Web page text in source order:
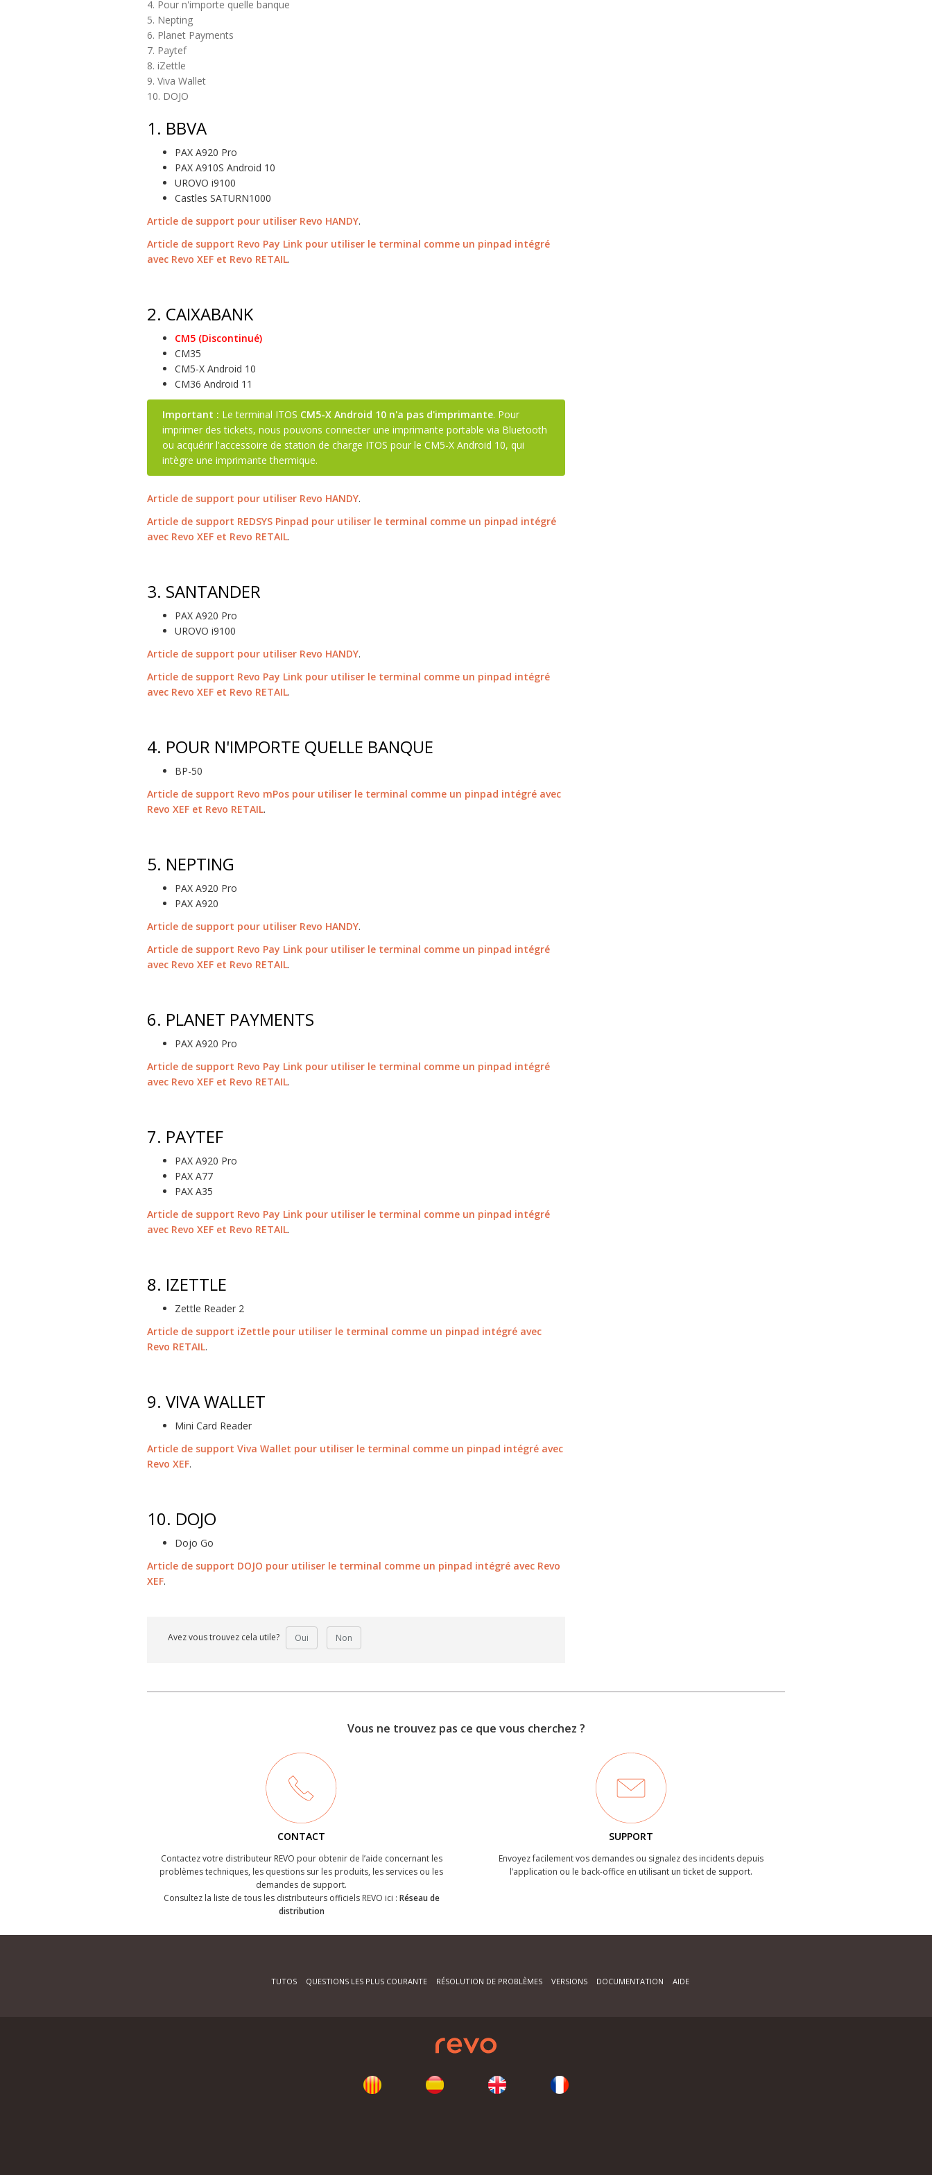
4. Pour n'importe quelle banque
5. Nepting
6. Planet Payments
7. Paytef
8. iZettle
9. Viva Wallet
10. DOJO
1. BBVA
PAX A920 Pro
PAX A910S Android 10
UROVO i9100
Castles SATURN1000
Article de support pour utiliser Revo HANDY.
Article de support Revo Pay Link pour utiliser le terminal comme un pinpad intégré
avec Revo XEF et Revo RETAIL.
2. CAIXABANK
CM5 (Discontinué)
CM35
CM5-X Android 10
CM36 Android 11
Important : Le terminal ITOS CM5-X Android 10 n'a pas d'imprimante. Pour
imprimer des tickets, nous pouvons connecter une imprimante portable via Bluetooth
ou acquérir l'accessoire de station de charge ITOS pour le CM5-X Android 10, qui
intègre une imprimante thermique.
Article de support pour utiliser Revo HANDY.
Article de support REDSYS Pinpad pour utiliser le terminal comme un pinpad intégré
avec Revo XEF et Revo RETAIL.
3. SANTANDER
PAX A920 Pro
UROVO i9100
Article de support pour utiliser Revo HANDY.
Article de support Revo Pay Link pour utiliser le terminal comme un pinpad intégré
avec Revo XEF et Revo RETAIL.
4. POUR N'IMPORTE QUELLE BANQUE
BP-50
Article de support Revo mPos pour utiliser le terminal comme un pinpad intégré avec
Revo XEF et Revo RETAIL.
5. NEPTING
PAX A920 Pro
PAX A920
Article de support pour utiliser Revo HANDY.
Article de support Revo Pay Link pour utiliser le terminal comme un pinpad intégré
avec Revo XEF et Revo RETAIL.
6. PLANET PAYMENTS
PAX A920 Pro
Article de support Revo Pay Link pour utiliser le terminal comme un pinpad intégré
avec Revo XEF et Revo RETAIL.
7. PAYTEF
PAX A920 Pro
PAX A77
PAX A35
Article de support Revo Pay Link pour utiliser le terminal comme un pinpad intégré
avec Revo XEF et Revo RETAIL.
8. IZETTLE
Zettle Reader 2
Article de support iZettle pour utiliser le terminal comme un pinpad intégré avec
Revo RETAIL.
9. VIVA WALLET
Mini Card Reader
Article de support Viva Wallet pour utiliser le terminal comme un pinpad intégré avec
Revo XEF.
10. DOJO
Dojo Go
Article de support DOJO pour utiliser le terminal comme un pinpad intégré avec Revo
XEF.
Avez vous trouvez cela utile? Oui Non
Vous ne trouvez pas ce que vous cherchez ?
CONTACT
Contactez votre distributeur REVO pour obtenir de l’aide concernant les
problèmes techniques, les questions sur les produits, les services ou les
demandes de support.
Consultez la liste de tous les distributeurs officiels REVO ici : Réseau de
distribution
SUPPORT
Envoyez facilement vos demandes ou signalez des incidents depuis
l’application ou le back-office en utilisant un ticket de support.
TUTOS QUESTIONS LES PLUS COURANTE RÉSOLUTION DE PROBLÈMES VERSIONS DOCUMENTATION AIDE